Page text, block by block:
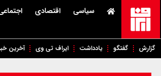
سیاسی اقتصادی
گزارش گفتگو یادداشت ایراف تی وی آخرین